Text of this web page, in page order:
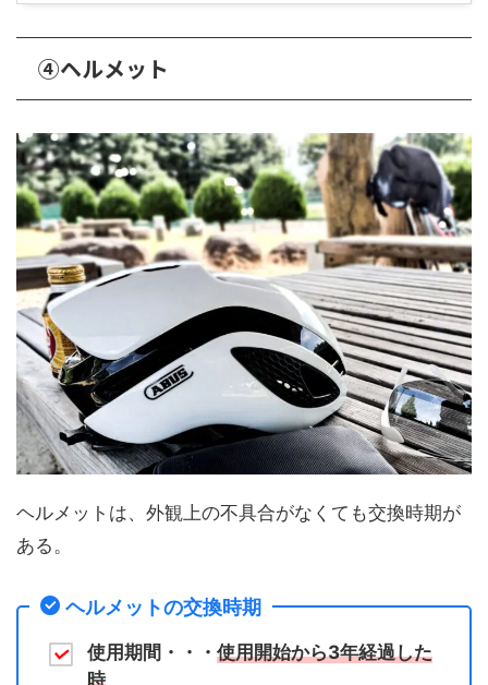
④ヘルメット
ヘルメットは、外観上の不具合がなくても交換時期が
ある。
ヘルメットの交換時期
使用期間・・・ 使用開始から3年経過した
時